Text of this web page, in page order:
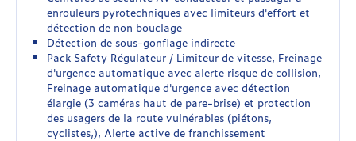
enrouleurs pyrotechniques avec limiteurs d'effort et
détection de non bouclage
Détection de sous-gonflage indirecte
Pack Safety Régulateur / Limiteur de vitesse, Freinage
d'urgence automatique avec alerte risque de collision,
Freinage automatique d'urgence avec détection
élargie (3 caméras haut de pare-brise) et protection
des usagers de la route vulnérables (piétons,
cyclistes,), Alerte active de franchissement